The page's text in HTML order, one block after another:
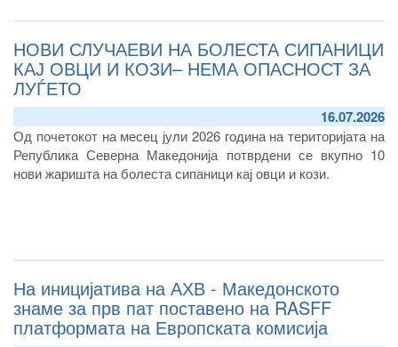
Република Северна Македонија.
НОВИ СЛУЧАЕВИ НА БОЛЕСТА СИПАНИЦИ
КАЈ ОВЦИ И КОЗИ– НЕМА ОПАСНОСТ ЗА
ЛУЃЕТО
16.07.2026
Од почетокот на месец јули 2026 година на територијата на
Република Северна Македонија потврдени се вкупно 10
нови жаришта на болеста сипаници кај овци и кози.
На иницијатива на АХВ - Македонското
знаме за прв пат поставено на RASFF
платформата на Европската комисија